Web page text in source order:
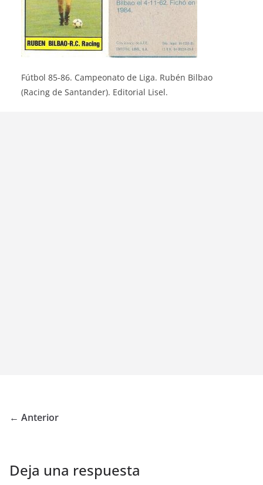
Fútbol 85-86. Campeonato de Liga. Rubén Bilbao
(Racing de Santander). Editorial Lisel.
← Anterior
Deja una respuesta